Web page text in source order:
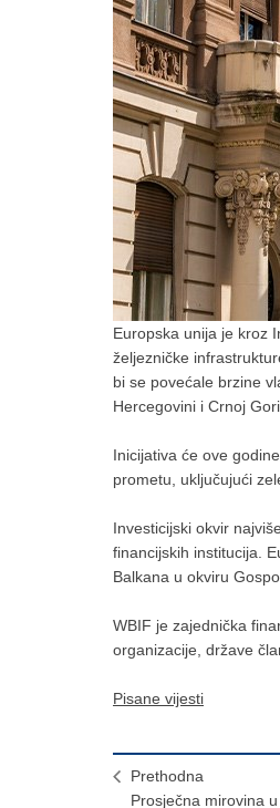
Europska unija je kroz
željezničke
bi se povećale brzine
Hercegovini i Crnoj Gori.
Inicijativa će ove
prometu, uključujući
Investicijski okvir
financijskih institucija.
Balkana u okviru
WBIF je zajednička
organizacije, države
Pisane vijesti
Prethodna
Prosječna mirovina